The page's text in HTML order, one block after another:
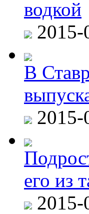
водкой
2015-
В
2015-
его из
2015-